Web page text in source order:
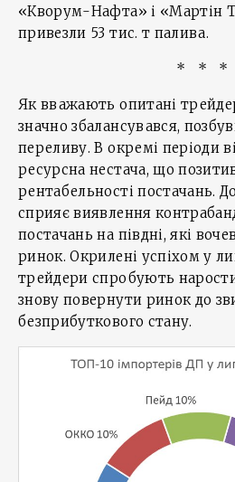
«Кворум-Нафта» і «Мартін
привезли 53 тис. т палива.
* * *
Як вважають опитані
значно збалансувався,
переливу. В окремі періоди
ресурсна нестача, що
рентабельності постачань.
сприяє виявлення
постачань на півдні, які
ринок. Окрилені успіхом у
трейдери спробують
знову повернути ринок до
безприбуткового стану.